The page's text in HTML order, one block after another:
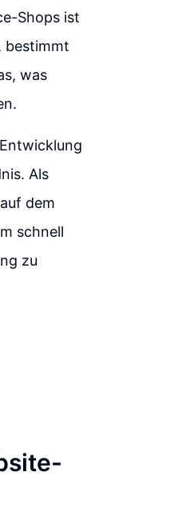
Shops ist
bestimmt
was
Als
dem
schnell
zu